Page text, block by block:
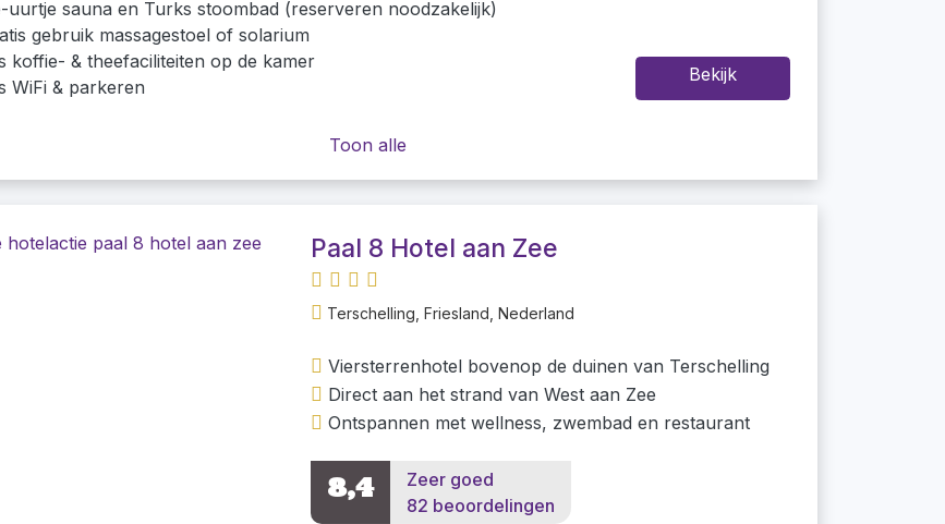
uurtje sauna en Turks stoombad (reserveren noodzakelijk)
gebruik massagestoel of solarium
koffie- & theefaciliteiten op de kamer
WiFi & parkeren
Bekijk
Toon alle
Paal 8 Hotel aan Zee
Terschelling, Friesland, Nederland
Viersterrenhotel bovenop de duinen van Terschelling
Direct aan het strand van West aan Zee
Ontspannen met wellness, zwembad en restaurant
8,4
Zeer goed
82 beoordelingen